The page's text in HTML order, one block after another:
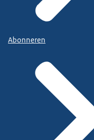
Abonneren